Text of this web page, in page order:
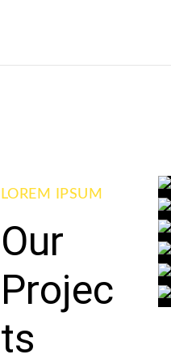
LOREM IPSUM
Our
Projec
ts